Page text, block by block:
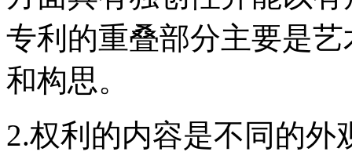
专利的重叠部分主要是
和构思。
2.权利的内容是不同的